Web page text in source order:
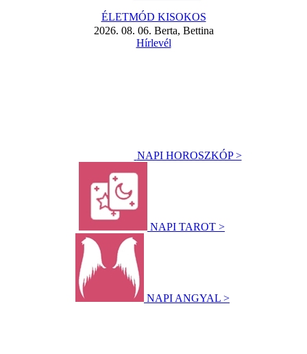
ÉLETMÓD KISOKOS
2026. 08. 06. Berta, Bettina
Hírlevél
NAPI HOROSZKÓP >
NAPI TAROT >
NAPI ANGYAL >